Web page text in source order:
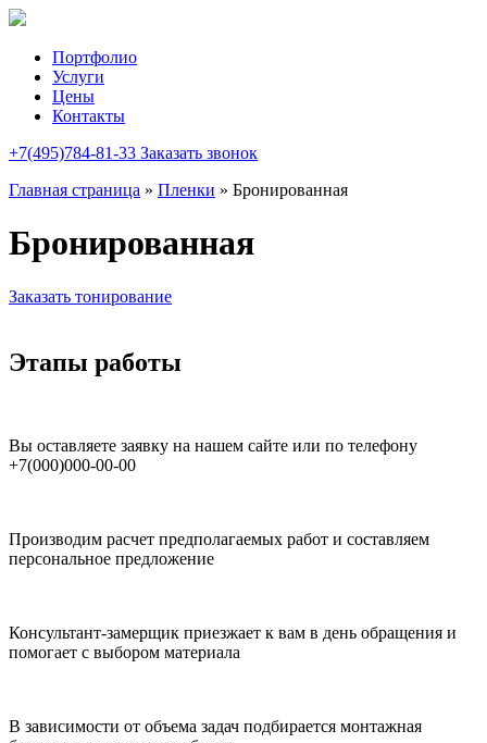
Портфолио
Услуги
Цены
Контакты
+7(495)784-81-33 Заказать звонок
Главная страница » Пленки » Бронированная
Бронированная
Заказать тонирование
Этапы работы
Вы оставляете заявку на нашем сайте или по телефону
+7(000)000-00-00
Производим расчет предполагаемых работ и составляем
персональное предложение
Консультант-замерщик приезжает к вам в день обращения и
помогает с выбором материала
В зависимости от объема задач подбирается монтажная